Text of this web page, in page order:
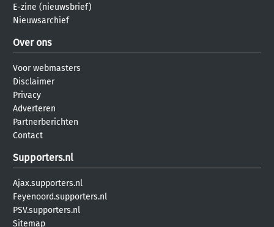
E-zine (nieuwsbrief)
Nieuwsarchief
Over ons
Voor webmasters
Disclaimer
Privacy
Adverteren
Partnerberichten
Contact
Supporters.nl
Ajax.supporters.nl
Feyenoord.supporters.nl
PSV.supporters.nl
Sitemap